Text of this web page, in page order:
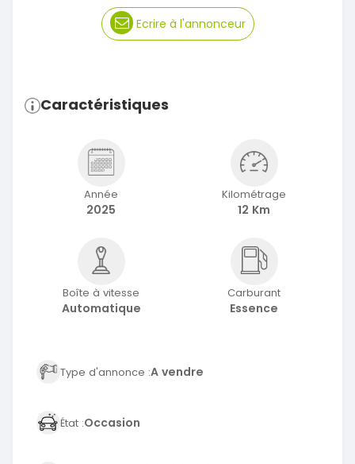
Ecrire à l'annonceur
Caractéristiques
Année
2025
Kilométrage
12 Km
Boîte à vitesse
Automatique
Carburant
Essence
Type d'annonce :A vendre
État :Occasion